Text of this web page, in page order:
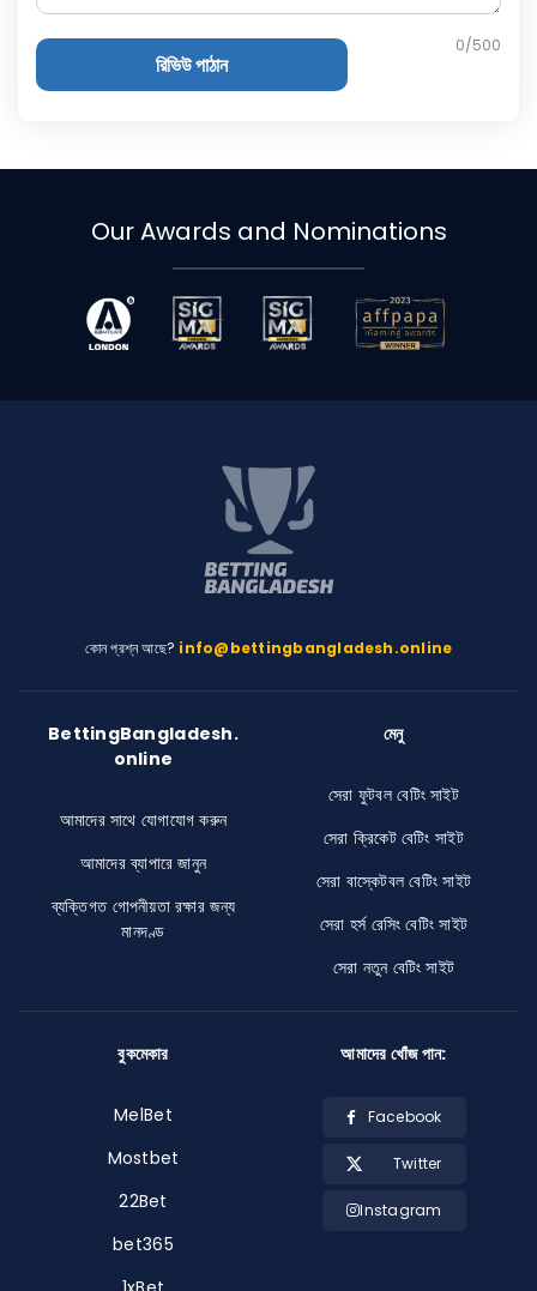
0/500
Our Awards and Nominations
কোন প্রশ্ন আছে? info@bettingbangladesh.online
BettingBangladesh.
online
আমাদের সাথে যোগাযোগ করুন
আমাদের ব্যাপারে জানুন
ব্যক্তিগত গোপনীয়তা রক্ষার জন্য
মানদণ্ড
মেনু
সেরা ফুটবল বেটিং সাইট
সেরা ক্রিকেট বেটিং সাইট
সেরা বাস্কেটবল বেটিং সাইট
সেরা হর্স রেসিং বেটিং সাইট
সেরা নতুন বেটিং সাইট
বুকমেকার
MelBet
Mostbet
22Bet
bet365
আমাদের খোঁজ পান:
Facebook
Twitter
Instagram